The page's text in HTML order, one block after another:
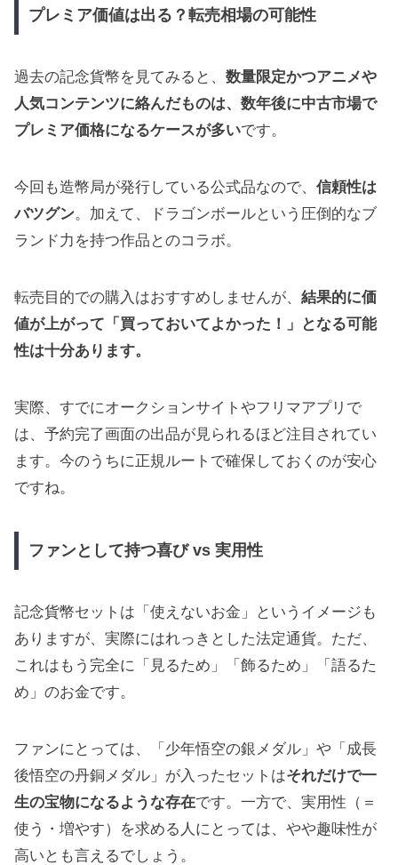
プレミア価値は出る？転売相場の可能性
過去の記念貨幣を見てみると、 数量限定かつアニメや
人気コンテンツに絡んだものは、数年後に中古市場で
プレミア価格になるケースが多いです。
今回も造幣局が発行している公式品なので、 信頼性は
バツグン。加えて、ドラゴンボールという圧倒的なブ
ランド力を持つ作品とのコラボ。
転売目的での購入はおすすめしませんが、 結果的に価
値が上がって「買っておいてよかった！」となる可能
性は十分あります。
実際、すでにオークションサイトやフリマアプリで
は、予約完了画面の出品が見られるほど注目されてい
ます。今のうちに正規ルートで確保しておくのが安心
ですね。
ファンとして持つ喜び vs 実用性
記念貨幣セットは「使えないお金」というイメージも
ありますが、実際にはれっきとした法定通貨。ただ、
これはもう完全に「見るため」「飾るため」「語るた
め」のお金です。
ファンにとっては、「少年悟空の銀メダル」や「成長
後悟空の丹銅メダル」が入ったセットはそれだけで一
生の宝物になるような存在です。一方で、実用性（＝
使う・増やす）を求める人にとっては、やや趣味性が
高いとも言えるでしょう。